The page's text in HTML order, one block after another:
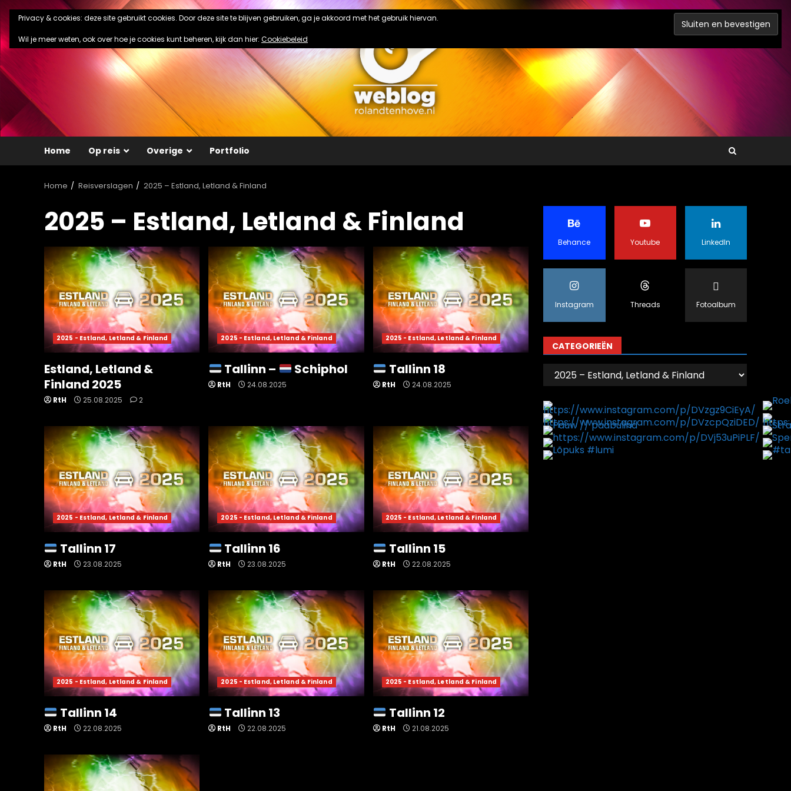
Ga
naar
de
inhoud
Home Op reis Overige Portfolio
Home Reisverslagen 2025 – Estland, Letland & Finland
2025 – Estland, Letland & Finland
2025 - Estland, Letland & Finland
Estland, Letland &
Finland 2025
RtH 25.08.2025 2
2025 - Estland, Letland & Finland
Tallinn – Schiphol
RtH 24.08.2025
2025 - Estland, Letland & Finland
Tallinn 18
RtH 24.08.2025
2025 - Estland, Letland & Finland
Tallinn 17
RtH 23.08.2025
2025 - Estland, Letland & Finland
Tallinn 16
RtH 23.08.2025
2025 - Estland, Letland & Finland
Tallinn 15
RtH 22.08.2025
2025 - Estland, Letland & Finland
Tallinn 14
RtH 22.08.2025
2025 - Estland, Letland & Finland
Tallinn 13
RtH 22.08.2025
2025 - Estland, Letland & Finland
Tallinn 12
RtH 21.08.2025
Behance Youtube LinkedIn
Instagram Threads Fotoalbum
CATEGORIEËN
Categorieën
Privacy & cookies: deze site gebruikt cookies. Door deze site te blijven gebruiken, ga je akkoord met het gebruik hiervan.
Wil je meer weten, ook over hoe je cookies kunt beheren, kijk dan hier: Cookiebeleid